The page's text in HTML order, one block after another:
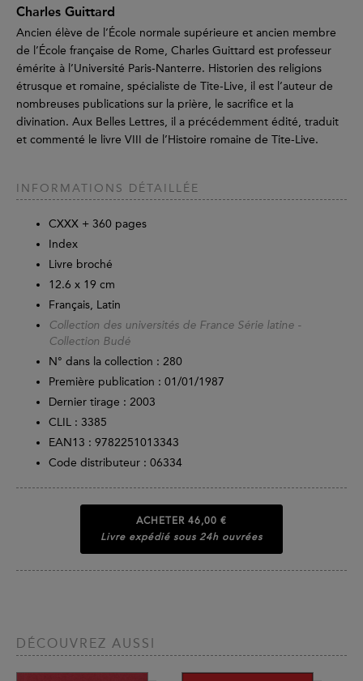
Charles Guittard
Ancien élève de l’École normale supérieure et ancien membre
de l’École française de Rome, Charles Guittard est professeur
émérite à l’Université Paris-Nanterre. Historien des religions
étrusque et romaine, spécialiste de Tite-Live, il est l’auteur de
nombreuses publications sur la prière, le sacrifice et la
divination. Aux Belles Lettres, il a précédemment édité, traduit
et commenté le livre VIII de l’Histoire romaine de Tite-Live.
INFORMATIONS DÉTAILLÉE
CXXX + 360 pages
Index
Livre broché
12.6 x 19 cm
Français, Latin
Collection des universités de France Série latine -
Collection Budé
N° dans la collection : 280
Première publication : 01/01/1987
Dernier tirage : 2003
CLIL : 3385
EAN13 : 9782251013343
Code distributeur : 06334
ACHETER 46,00 €
Livre expédié sous 24h ouvrées
DÉCOUVREZ AUSSI